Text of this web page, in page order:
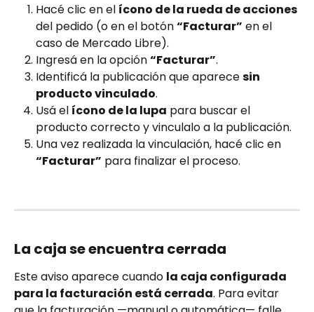
Hacé clic en el ícono de la rueda de acciones
del pedido (o en el botón “Facturar” en el
caso de Mercado Libre).
Ingresá en la opción “Facturar”.
Identificá la publicación que aparece sin
producto vinculado.
Usá el ícono de la lupa para buscar el
producto correcto y vinculalo a la publicación.
Una vez realizada la vinculación, hacé clic en
“Facturar” para finalizar el proceso.
La caja se encuentra cerrada
Este aviso aparece cuando la caja configurada
para la facturación está cerrada. Para evitar